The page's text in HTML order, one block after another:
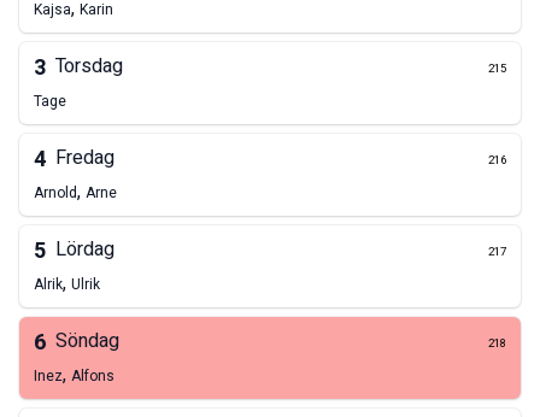
Kajsa, Karin
3 Torsdag 215
Tage
4 Fredag 216
Arnold, Arne
5 Lördag 217
Alrik, Ulrik
6 Söndag 218
Inez, Alfons